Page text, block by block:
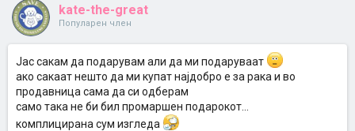
kate-the-great
Популарен член
Јас сакам да подарувам али да ми подаруваат
ако сакаат нешто да ми купат најдобро е за рака и во
продавница сама да си одберам
само така не би бил промаршен подарокот...
комплицирана сум изгледа